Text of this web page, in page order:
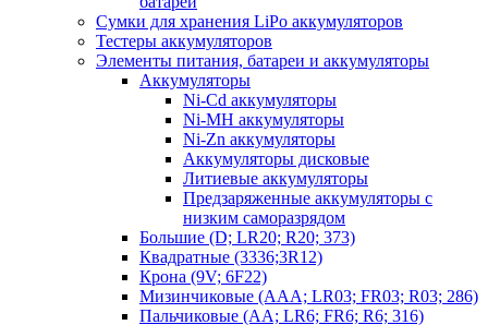
Сумки для хранения LiPo аккумуляторов
Тестеры аккумуляторов
Элементы питания, батареи и аккумуляторы
Аккумуляторы
Ni-Cd аккумуляторы
Ni-MH аккумуляторы
Ni-Zn аккумуляторы
Аккумуляторы дисковые
Литиевые аккумуляторы
Предзаряженные аккумуляторы с
низким саморазрядом
Большие (D; LR20; R20; 373)
Квадратные (3336;3R12)
Крона (9V; 6F22)
Мизинчиковые (AAA; LR03; FR03; R03; 286)
Пальчиковые (AA; LR6; FR6; R6; 316)